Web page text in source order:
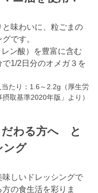
味わいに、粒ごまの
です。
ン酸）を豊富に含む
1/2日分のオメガ３を
たり：1.6～2.2g（厚生労
取基準2020年版」より）
だわる方へ と
ング
しいドレッシングで
の食生活を彩りま